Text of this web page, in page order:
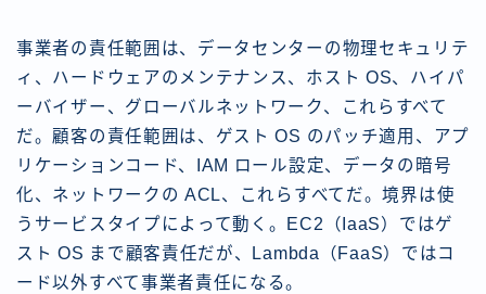
事業者の責任範囲は、データセンターの物理セキュリテ
ィ、ハードウェアのメンテナンス、ホスト OS、ハイパ
ーバイザー、グローバルネットワーク、これらすべて
だ。顧客の責任範囲は、ゲスト OS のパッチ適用、アプ
リケーションコード、IAM ロール設定、データの暗号
化、ネットワークの ACL、これらすべてだ。境界は使
うサービスタイプによって動く。EC2（IaaS）ではゲ
スト OS まで顧客責任だが、Lambda（FaaS）ではコ
ード以外すべて事業者責任になる。